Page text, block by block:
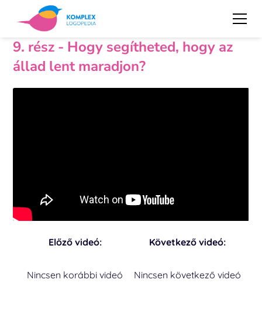
9. rész - Hogy segítheted, hogy az
állad lent maradjon?
Előző videó:
Nincsen korábbi videó
Következő videó:
Nincsen következő videó